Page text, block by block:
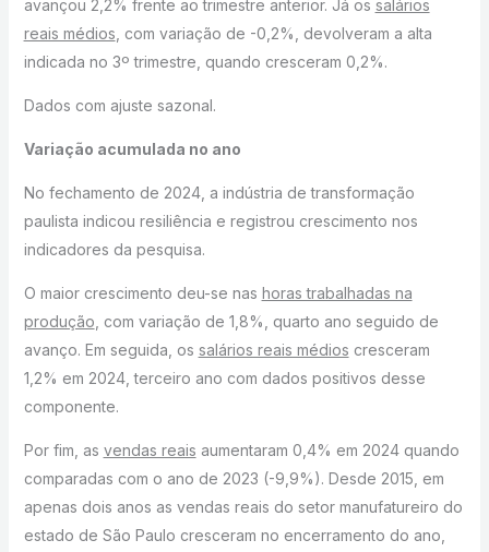
avançou 2,2% frente ao trimestre anterior. Já os salários
reais médios , com variação de -0,2%, devolveram a alta
indicada no 3º trimestre, quando cresceram 0,2%.
Dados com ajuste sazonal.
Variação acumulada no ano
No fechamento de 2024, a indústria de transformação
paulista indicou resiliência e registrou crescimento nos
indicadores da pesquisa.
O maior crescimento deu-se nas horas trabalhadas na
produção , com variação de 1,8%, quarto ano seguido de
avanço. Em seguida, os salários reais médios cresceram
1,2% em 2024, terceiro ano com dados positivos desse
componente.
Por fim, as vendas reais aumentaram 0,4% em 2024 quando
comparadas com o ano de 2023 (-9,9%). Desde 2015, em
apenas dois anos as vendas reais do setor manufatureiro do
estado de São Paulo cresceram no encerramento do ano,